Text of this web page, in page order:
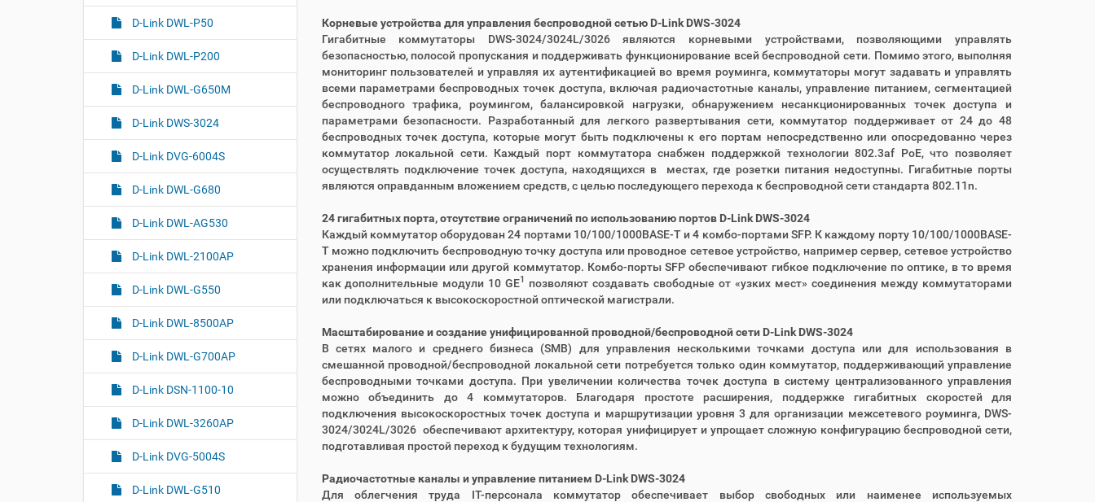
Корневые устройства для управления беспроводной сетью D-Link DWS-3024
Гигабитные коммутаторы DWS-3024/3024L/3026 являются корневыми устройствами, позволяющими управлять
безопасностью, полосой пропускания и поддерживать функционирование всей беспроводной сети. Помимо этого, выполняя
мониторинг пользователей и управляя их аутентификацией во время роуминга, коммутаторы могут задавать и управлять
всеми параметрами беспроводных точек доступа, включая радиочастотные каналы, управление питанием, сегментацией
беспроводного трафика, роумингом, балансировкой нагрузки, обнаружением несанкционированных точек доступа и
параметрами безопасности. Разработанный для легкого развертывания сети, коммутатор поддерживает от 24 до 48
беспроводных точек доступа, которые могут быть подключены к его портам непосредственно или опосредованно через
коммутатор локальной сети. Каждый порт коммутатора снабжен поддержкой технологии 802.3af PoE, что позволяет
осуществлять подключение точек доступа, находящихся в местах, где розетки питания недоступны. Гигабитные порты
являются оправданным вложением средств, с целью последующего перехода к беспроводной сети стандарта 802.11n.
24 гигабитных порта, отсутствие ограничений по использованию портов D-Link DWS-3024
Каждый коммутатор оборудован 24 портами 10/100/1000BASE-T и 4 комбо-портами SFP. К каждому порту 10/100/1000BASE-
T можно подключить беспроводную точку доступа или проводное сетевое устройство, например сервер, сетевое устройство
хранения информации или другой коммутатор. Комбо-порты SFP обеспечивают гибкое подключение по оптике, в то время
как дополнительные модули 10 GE1
позволяют создавать свободные от «узких мест» соединения между коммутаторами
или подключаться к высокоскоростной оптической магистрали.
Масштабирование и создание унифицированной проводной/беспроводной сети D-Link DWS-3024
В сетях малого и среднего бизнеса (SMB) для управления несколькими точками доступа или для использования в
смешанной проводной/беспроводной локальной сети потребуется только один коммутатор, поддерживающий управление
беспроводными точками доступа. При увеличении количества точек доступа в систему централизованного управления
можно объединить до 4 коммутаторов. Благодаря простоте расширения, поддержке гигабитных скоростей для
подключения высокоскоростных точек доступа и маршрутизации уровня 3 для организации межсетевого роуминга, DWS-
3024/3024L/3026 обеспечивают архитектуру, которая унифицирует и упрощает сложную конфигурацию беспроводной сети,
подготавливая простой переход к будущим технологиям.
Радиочастотные каналы и управление питанием D-Link DWS-3024
Для облегчения труда IT-персонала коммутатор обеспечивает выбор свободных или наименее используемых
D-Link DWL-P50
D-Link DWL-P200
D-Link DWL-G650M
D-Link DWS-3024
D-Link DVG-6004S
D-Link DWL-G680
D-Link DWL-AG530
D-Link DWL-2100AP
D-Link DWL-G550
D-Link DWL-8500AP
D-Link DWL-G700AP
D-Link DSN-1100-10
D-Link DWL-3260AP
D-Link DVG-5004S
D-Link DWL-G510